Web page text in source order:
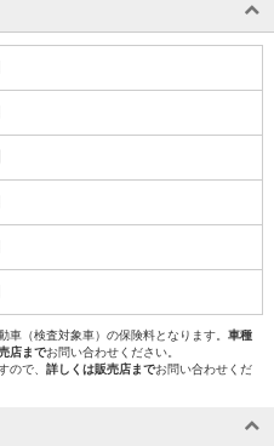
（検査対象車）の保険料となります。 車種
店までお問い合わせください。
ので、 詳しくは販売店までお問い合わせくだ